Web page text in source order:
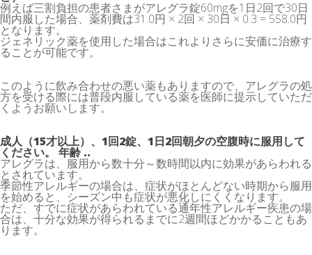
例えば三割負担の患者さまがアレグラ錠60mgを1日2回で30日
間内服した場合、薬剤費は31.0円 × 2回 × 30日 × 0.3 = 558.0円
となります。
ジェネリック薬を使用した場合はこれよりさらに安価に治療す
ることが可能です。
このように飲み合わせの悪い薬もありますので、アレグラの処
方を受ける際には普段内服している薬を医師に提示していただ
くようお願いします。
成人（15才以上）、1回2錠、1日2回朝夕の空腹時に服用して
ください。 年齢 ..
アレグラは、服用から数十分～数時間以内に効果があらわれる
とされています。
季節性アレルギーの場合は、症状がほとんどない時期から服用
を始めると、シーズン中も症状が悪化しにくくなります。
ただ、すでに症状があらわれている通年性アレルギー疾患の場
合は、十分な効果が得られるまでに2週間ほどかかることもあ
ります。